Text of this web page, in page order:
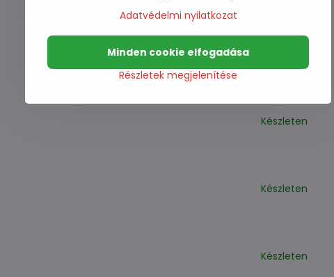
Készleten
Készleten
Készleten
Adatvédelmi nyilatkozat
Részletek megjelenítése
Minden cookie elfogadása